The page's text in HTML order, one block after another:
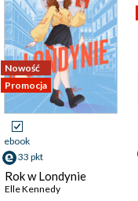
Nowość
Promocja
ebook
33 pkt
Rok w Londynie
Elle Kennedy